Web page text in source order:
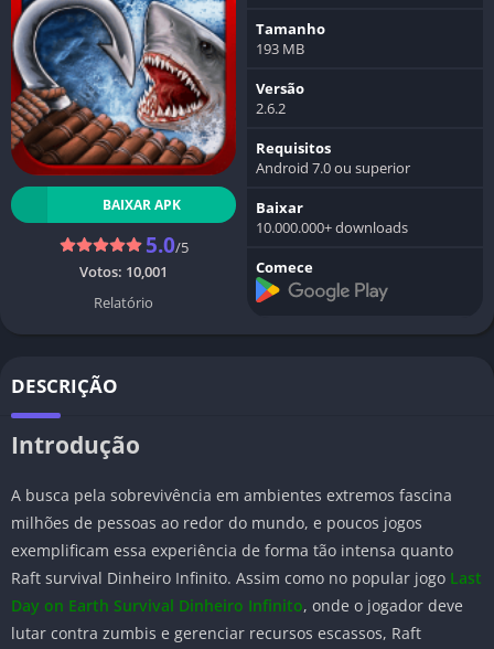
BAIXAR APK
5.0/5
Votos: 10,001
Relatório
Tamanho
193 MB
Versão
2.6.2
Requisitos
Android 7.0 ou superior
Baixar
10.000.000+ downloads
Comece
DESCRIÇÃO
Introdução
A busca pela sobrevivência em ambientes extremos fascina
milhões de pessoas ao redor do mundo, e poucos jogos
exemplificam essa experiência de forma tão intensa quanto
Raft survival Dinheiro Infinito. Assim como no popular jogo Last
Day on Earth Survival Dinheiro Infinito, onde o jogador deve
lutar contra zumbis e gerenciar recursos escassos, Raft